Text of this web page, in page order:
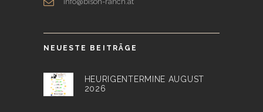
NEUESTE BEITRÄGE
HEURIGENTERMINE AUGUST
2026